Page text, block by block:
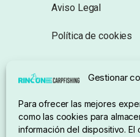
Gestionar
Para ofrecer las mejores
como las cookies para
información del dispositivo. El
Aviso Legal
Política de cookies
Condiciones de